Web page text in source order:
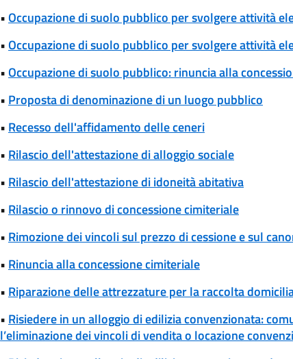
•Occupazione di suolo pubblico per svolgere attività
•Occupazione di suolo pubblico per svolgere attività
•Occupazione di suolo pubblico: rinuncia alla
• Proposta di denominazione di un luogo pubblico
• Recesso dell'affidamento delle ceneri
• Rilascio dell'attestazione di alloggio sociale
• Rilascio dell'attestazione di idoneità abitativa
• Rilascio o rinnovo di concessione cimiteriale
• Rimozione dei vincoli sul prezzo di cessione e sul
• Rinuncia alla concessione cimiteriale
• Riparazione delle attrezzature per la raccolta
• Risiedere in un alloggio di edilizia convenzionata:
l’eliminazione dei vincoli di vendita o locazione